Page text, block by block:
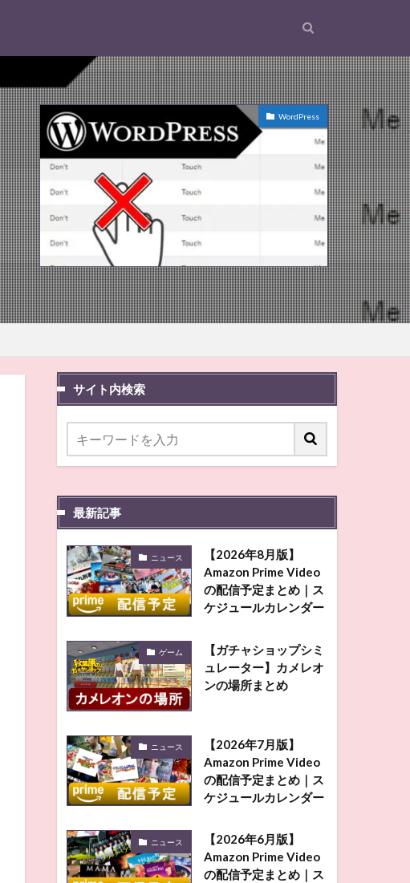
WordPress
サイト内検索
最新記事
ニュース
【2026年8月版】
Amazon Prime Video
の配信予定まとめ｜ス
ケジュールカレンダー
ゲーム
【ガチャショップシミ
ュレーター】カメレオ
ンの場所まとめ
ニュース
【2026年7月版】
Amazon Prime Video
の配信予定まとめ｜ス
ケジュールカレンダー
ニュース
【2026年6月版】
Amazon Prime Video
の配信予定まとめ｜ス